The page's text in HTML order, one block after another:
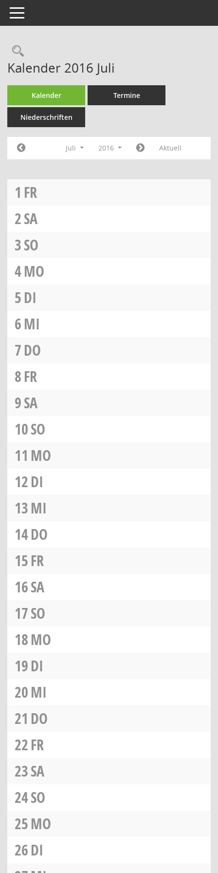
Toggle navigation
Rechercheauswahl
Kalender 2016 Juli
Kalender Termine
Niederschriften
Juli 2016 Aktuell
1 FR
2SA
3SO
4MO
5DI
6MI
7DO
8FR
9SA
10SO
11 MO
12DI
13MI
14DO
15FR
16SA
17SO
18MO
19DI
20MI
21 DO
22FR
23SA
24SO
25MO
26DI